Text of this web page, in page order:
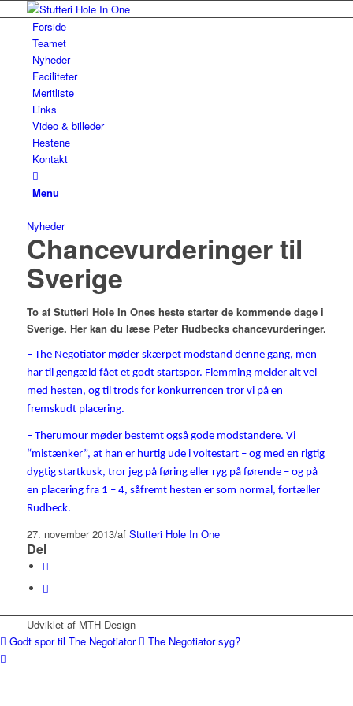
Forside
Teamet
Nyheder
Faciliteter
Meritliste
Links
Video & billeder
Hestene
Kontakt
Menu
Nyheder
Chancevurderinger til
Sverige
To af Stutteri Hole In Ones heste starter de kommende dage i
Sverige. Her kan du læse Peter Rudbecks chancevurderinger.
– The Negotiator møder skærpet modstand denne gang, men
har til gengæld fået et godt startspor. Flemming melder alt vel
med hesten, og til trods for konkurrencen tror vi på en
fremskudt placering.
– Therumour møder bestemt også gode modstandere. Vi
“mistænker”, at han er hurtig ude i voltestart – og med en rigtig
dygtig startkusk, tror jeg på føring eller ryg på førende – og på
en placering fra 1 – 4, såfremt hesten er som normal, fortæller
Rudbeck.
27. november 2013/af Stutteri Hole In One
Del
Udviklet af MTH Design
Godt spor til The Negotiator
The Negotiator syg?